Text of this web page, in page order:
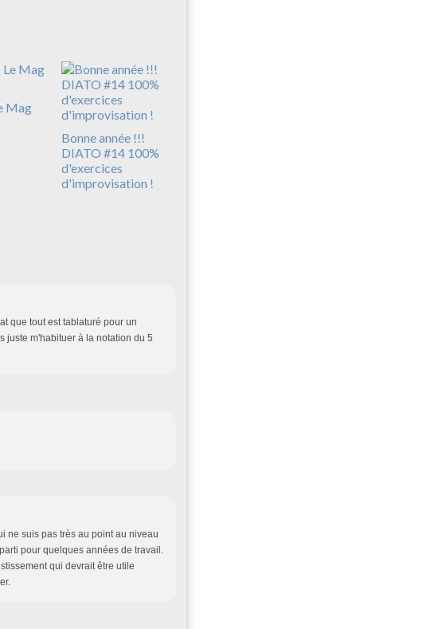
Mag
Bonne année !!!
DIATO #14 100%
d'exercices
d'improvisation !
que tout est tablaturé pour un
juste m'habituer à la notation du 5
ne suis pas très au point au niveau
pour quelques années de travail.
qui devrait être utile